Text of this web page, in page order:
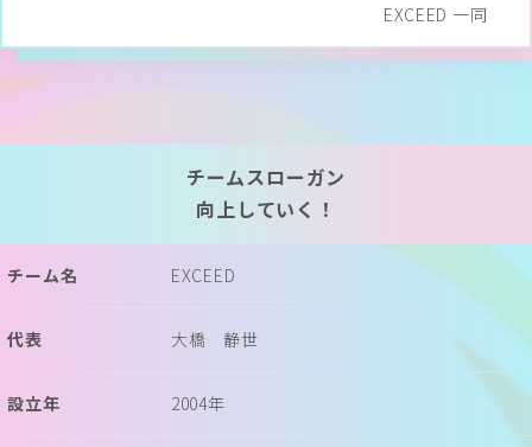
EXCEED 一同
PROFILE
チームスローガン
向上していく！
チーム名 EXCEED
代表 大橋 静世
設立年 2004年